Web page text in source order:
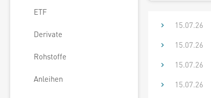
ETF
Derivate
Rohstoffe
Anleihen
15.07.26
15.07.26
15.07.26
15.07.26